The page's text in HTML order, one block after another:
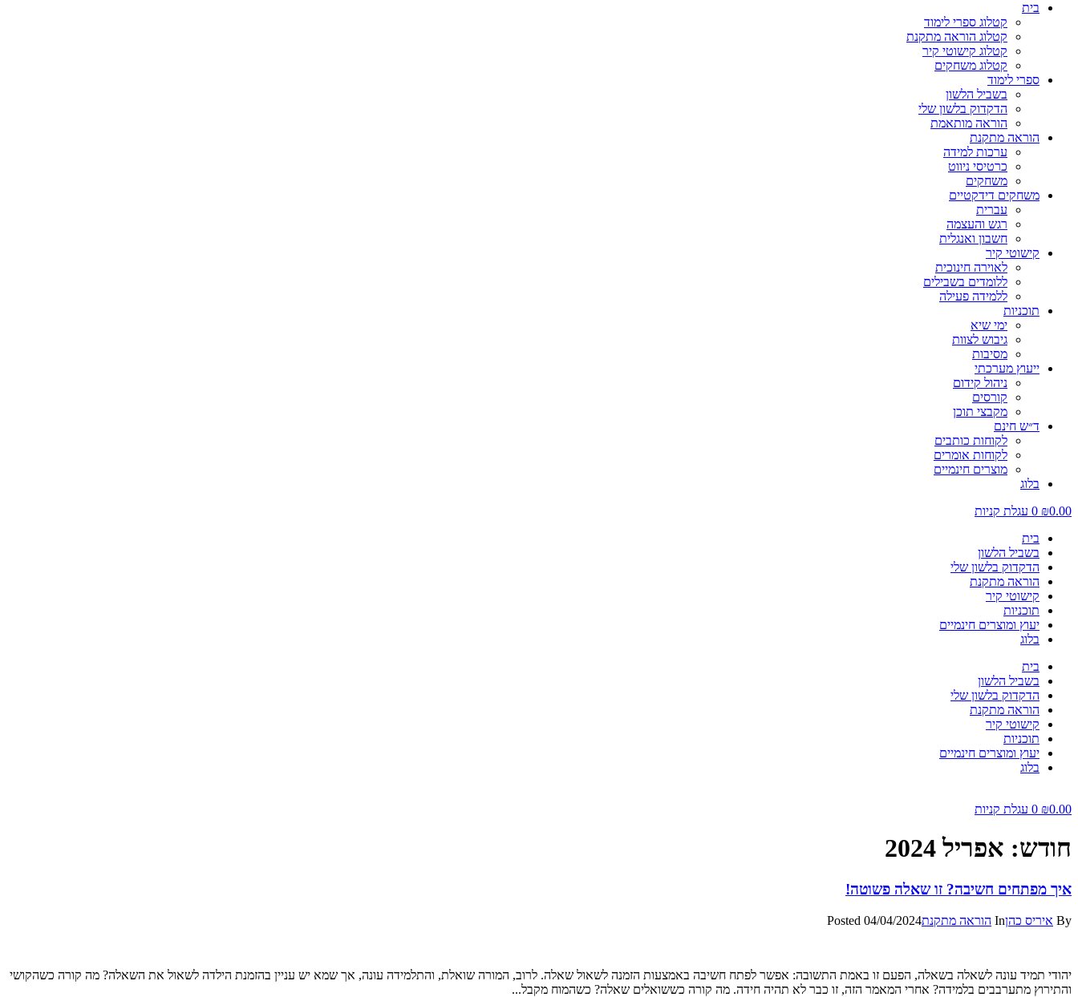
בית
קטלוג ספרי לימוד
קטלוג הוראה מתקנת
קטלוג קישוטי קיר
קטלוג משחקים
ספרי לימוד
בשביל הלשון
הדקדוק בלשון שלי
הוראה מותאמת
הוראה מתקנת
ערכות למידה
כרטיסי ניווט
משחקים
משחקים דידקטיים
עברית
רגש והעצמה
חשבון ואנגלית
קישוטי קיר
לאוירה חינוכית
ללומדים בשבילים
ללמידה פעילה
תוכניות
ימי שיא
גיבוש לצוות
מסיבות
ייעוץ מערכתי
ניהול קידום
קורסים
מקבצי תוכן
ד״ש חינם
לקוחות כותבים
לקוחות אומרים
מוצרים חינמיים
בלוג
₪0.00
0 עגלת קניות
בית
בשביל הלשון
הדקדוק בלשון שלי
הוראה מתקנת
קישוטי קיר
תוכניות
יעוץ ומוצרים חינמיים
בלוג
בית
בשביל הלשון
הדקדוק בלשון שלי
הוראה מתקנת
קישוטי קיר
תוכניות
יעוץ ומוצרים חינמיים
בלוג
₪0.00
0 עגלת קניות
חודש: אפריל 2024
איך מפתחים חשיבה? זו שאלה פשוטה!
By איריס כהןIn הוראה מתקנת Posted 04/04/2024
יהודי תמיד עונה לשאלה בשאלה, הפעם זו באמת התשובה: אפשר לפתח חשיבה באמצעות הזמנה לשאול שאלה. לרוב, המורה שואלת, והתלמידה עונה, אך שמא יש עניין בהזמנת הילדה לשאול את השאלה? מה קורה כשהקושי
והתירוץ מתערבבים בלמידה? אחרי המאמר הזה, זו כבר לא תהיה חידה. מה קורה כששואלים שאלה? כשהמוח מקבל...